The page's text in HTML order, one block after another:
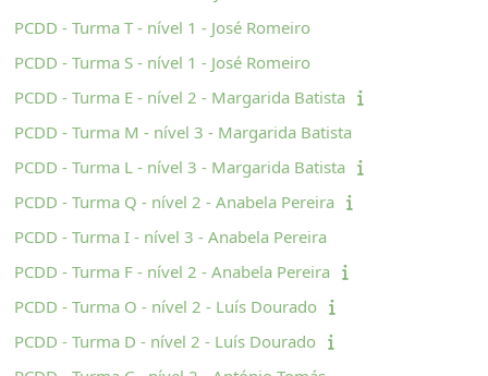
PCDD - Turma T - nível 1 - José Romeiro
PCDD - Turma S - nível 1 - José Romeiro
PCDD - Turma E - nível 2 - Margarida Batista
PCDD - Turma M - nível 3 - Margarida Batista
PCDD - Turma L - nível 3 - Margarida Batista
PCDD - Turma Q - nível 2 - Anabela Pereira
PCDD - Turma I - nível 3 - Anabela Pereira
PCDD - Turma F - nível 2 - Anabela Pereira
PCDD - Turma O - nível 2 - Luís Dourado
PCDD - Turma D - nível 2 - Luís Dourado